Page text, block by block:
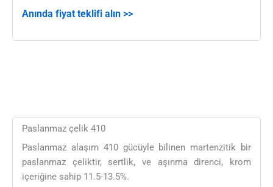
Anında fiyat teklifi alın >>
Paslanmaz çelik 410
Paslanmaz alaşım 410 gücüyle bilinen martenzitik bir
paslanmaz çeliktir, sertlik, ve aşınma direnci, krom
içeriğine sahip 11.5-13.5%.